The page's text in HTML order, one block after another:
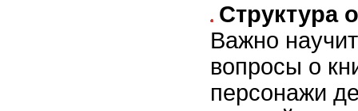
Структура
Важно
вопросы о
персонажи